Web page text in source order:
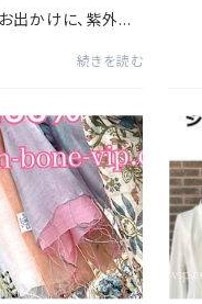
出かけに、紫外線
続きを読む